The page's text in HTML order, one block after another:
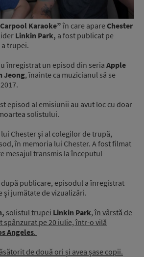
Carpool Karaoke”în care apare Chester
Linkin Park, a fost publicat pe
a trupei.
înregistrat un episod din seria Apple
Jeong, înainte ca muzicianul să se
episod al emisiunii au avut loc cu doar
solistului.
Chester şi al colegilor de trupă,
în memoria lui Chester. A fost filmat
mesajul transmis la începutul
publicare, episodul a înregistrat
şi jumătate de vizualizări.
solistul trupei Linkin Park, în vârstă de
spânzurat pe 20 iulie, într-o vilă
Angeles.
de două ori și avea șase copii.